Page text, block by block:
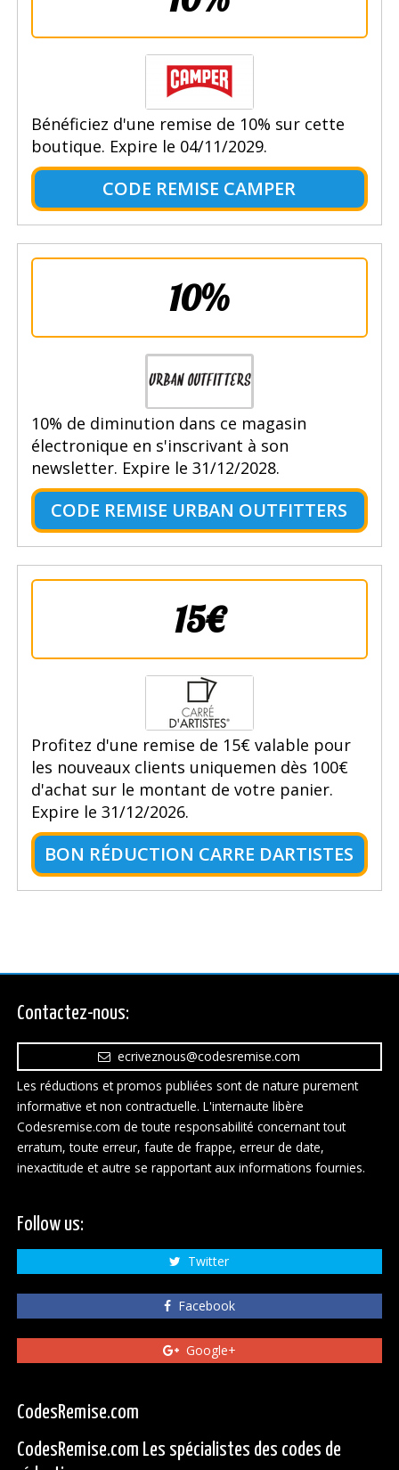
Bénéficiez d'une remise de 10% sur cette
boutique. Expire le 04/11/2029.
CODE REMISE CAMPER
10%
10% de diminution dans ce magasin
électronique en s'inscrivant à son
newsletter. Expire le 31/12/2028.
CODE REMISE URBAN OUTFITTERS
15€
Profitez d'une remise de 15€ valable pour
les nouveaux clients uniquemen dès 100€
d'achat sur le montant de votre panier.
Expire le 31/12/2026.
BON RÉDUCTION CARRE DARTISTES
Contactez-nous:
ecriveznous@codesremise.com
Les réductions et promos publiées sont de nature purement
informative et non contractuelle. L'internaute libère
Codesremise.com de toute responsabilité concernant tout
erratum, toute erreur, faute de frappe, erreur de date,
inexactitude et autre se rapportant aux informations fournies.
Follow us:
Twitter
Facebook
Google+
CodesRemise.com
CodesRemise.com Les spécialistes des codes de